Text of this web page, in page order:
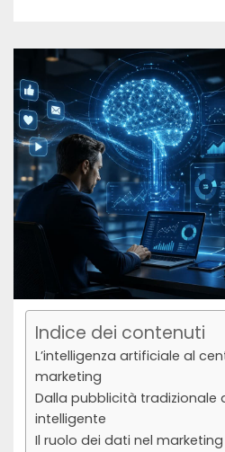
Indice dei contenuti
L’intelligenza artificiale al
marketing
Dalla pubblicità tradizionale
intelligente
Il ruolo dei dati nel